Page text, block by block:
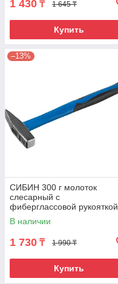
1 430 ₸ 1 645 ₸
Купить
–13%
СИБИН 300 г молоток
слесарный с
фиберглассовой рукояткой
В наличии
1 730 ₸ 1 990 ₸
Купить